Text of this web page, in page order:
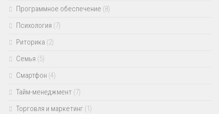
Программное обеспечение (8)
Психология (7)
Риторика (2)
Семья (5)
Смартфон (4)
Тайм-менеджмент (7)
Торговля и маркетинг (1)